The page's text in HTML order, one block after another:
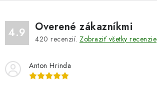
4.9 Overené zákazníkmi
420 recenzií. Zobraziť všetky recenzie
Anton Hrinda